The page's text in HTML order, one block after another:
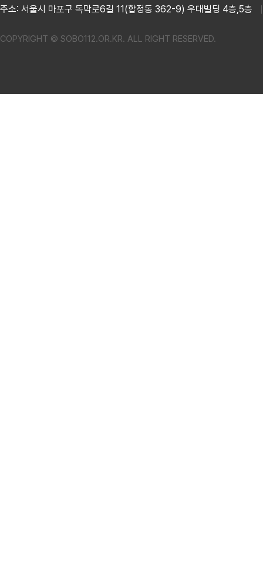
주소: 서울시 마포구 독막로6길 11(합정동 362-9) 우대빌딩 4층,5층
COPYRIGHT © SOBO112.OR.KR. ALL RIGHT RESERVED.